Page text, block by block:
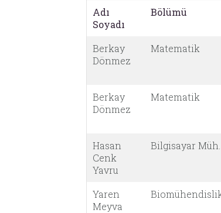
Adı
Soyadı
Bölümü
Berkay
Dönmez
Matematik
Berkay
Dönmez
Matematik
Hasan
Cenk
Yavru
Bilgisayar Müh.
Yaren
Meyva